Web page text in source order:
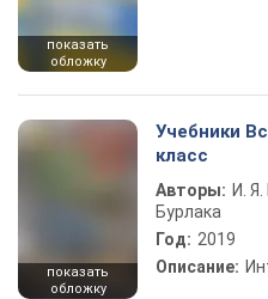
показать
обложку
показать
обложку
Учебники
класс
Авторы: И.
Бурлака
Год: 2019
Описание: